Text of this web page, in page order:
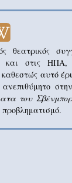
θεατρικός
και στις
αυτό
του Σβένμπορ
προβληματισμό.